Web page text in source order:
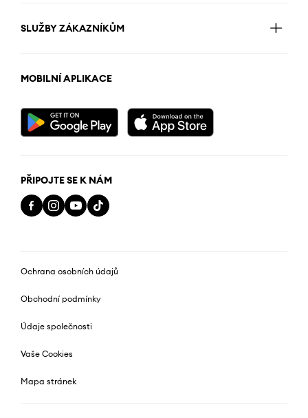
SLUŽBY ZÁKAZNÍKŮM
MOBILNÍ APLIKACE
PŘIPOJTE SE K NÁM
Ochrana osobních údajů
Obchodní podmínky
Údaje společnosti
Vaše Cookies
Mapa stránek